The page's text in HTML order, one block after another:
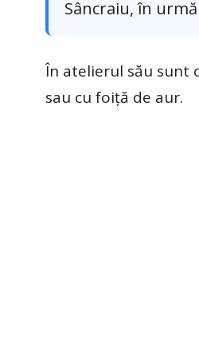
Sâncraiu, în
În atelierul său sunt
sau cu foiță de aur.